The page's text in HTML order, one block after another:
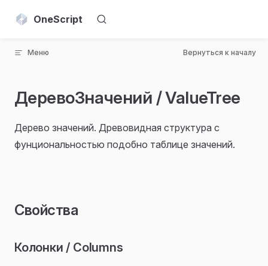
Skip to content
OneScript
Меню Вернуться к началу
ДеревоЗначений / ValueTree
Дерево значений. Древовидная структура с
фунциональностью подобно таблице значений.
Свойства
Колонки / Columns